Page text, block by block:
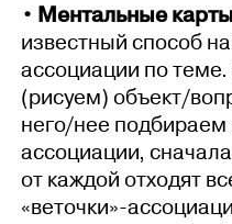
• Ментальные карты
известный способ
ассоциации по
(рисуем) объект/
него/нее
ассоциации,
от каждой отходят
«веточки»-